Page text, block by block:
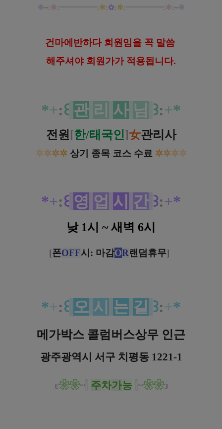
~: ✻:━━━━━:✻:✿:✻:━━━━━: ✻:~❉
건마에반하다 회원임을 꼭 말씀
해 주셔야 회원가가 적용됩니다.
*+:꒰ 관 리 사 님 ꒱:+*
전원 [한/태국인]女관리사
✲✲✲✲ 상기 종목 코스 수료 ✲✲✲✲
*+:꒰ 영 업 시 간 ꒱:+*
낮 1시 ~ 새벽 6시
[폰OFF시: 마감OR랜덤휴무]
*+:꒰ 오 시 는 길 ꒱:+*
메가박스 콜럼버스상무 인근
광주광역시 서구 치평동 1221-1
ε❀❀~ 주차가능 ~❀❀з